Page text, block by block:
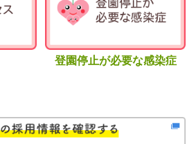
登園停止が必要な感染症